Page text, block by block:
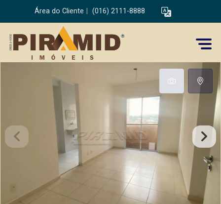
Área do Cliente (016) 2111-8888